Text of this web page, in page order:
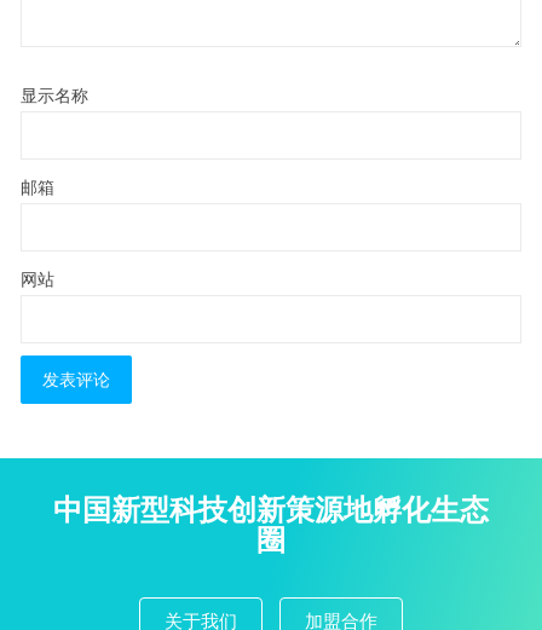
显示名称
邮箱
网站
中国新型科技创新策源地孵化生态
圈
关于我们 加盟合作